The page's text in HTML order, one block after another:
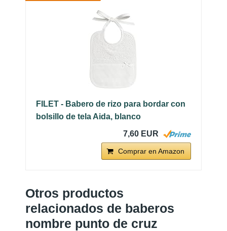
FILET - Babero de rizo para bordar con
bolsillo de tela Aida, blanco
7,60 EUR
Comprar en Amazon
Otros productos
relacionados de baberos
nombre punto de cruz